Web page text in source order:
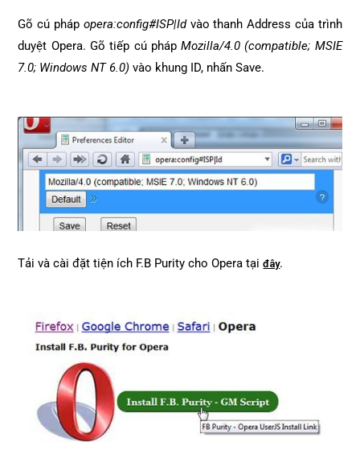
Gõ cú pháp opera:config#ISP|Idvào thanh Address của trình
duyệt Opera. Gõ tiếp cú phápMozilla/4.0 (compatible; MSIE
7.0; Windows NT 6.0) vào khung ID, nhấn Save.
Tải và cài đặt tiện ích F.B Purity cho Opera tạiđây.